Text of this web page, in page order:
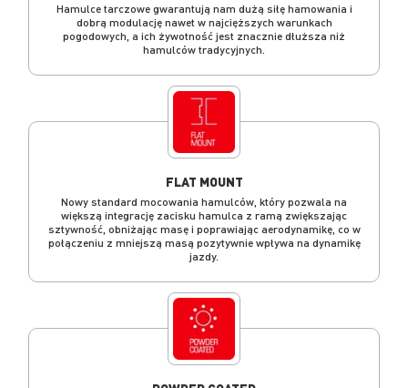
Hamulce tarczowe gwarantują nam dużą siłę hamowania i
dobrą modulację nawet w najcięższych warunkach
pogodowych, a ich żywotność jest znacznie dłuższa niż
hamulców tradycyjnych.
FLAT MOUNT
Nowy standard mocowania hamulców, który pozwala na
większą integrację zacisku hamulca z ramą zwiększając
sztywność, obniżając masę i poprawiając aerodynamikę, co w
połączeniu z mniejszą masą pozytywnie wpływa na dynamikę
jazdy.